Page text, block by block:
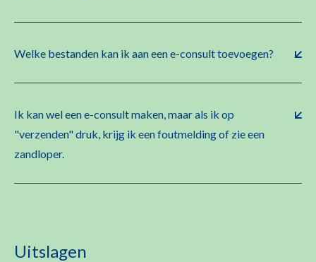
Welke bestanden kan ik aan een e-consult toevoegen?
Ik kan wel een e-consult maken, maar als ik op
"verzenden" druk, krijg ik een foutmelding of zie een
zandloper.
Uitslagen